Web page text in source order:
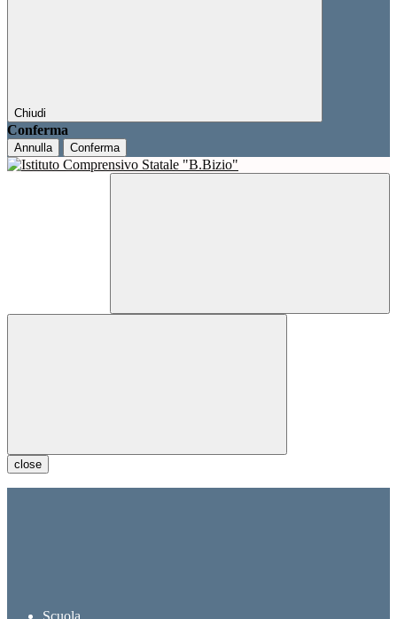
Chiudi
Conferma
Annulla Conferma
close